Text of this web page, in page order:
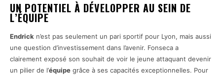
UN POTENTIEL À DÉVELOPPER AU SEIN DE
L’ÉQUIPE
Endrick n’est pas seulement un pari sportif pour Lyon, mais aussi
une question d’investissement dans l’avenir. Fonseca a
clairement exposé son souhait de voir le jeune attaquant devenir
un pilier de l’équipe grâce à ses capacités exceptionnelles. Pour